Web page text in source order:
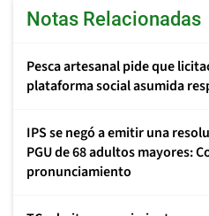
Notas Relacionadas
Pesca artesanal pide que
plataforma social asumida
IPS se negó a emitir una
PGU de 68 adultos mayores:
pronunciamiento